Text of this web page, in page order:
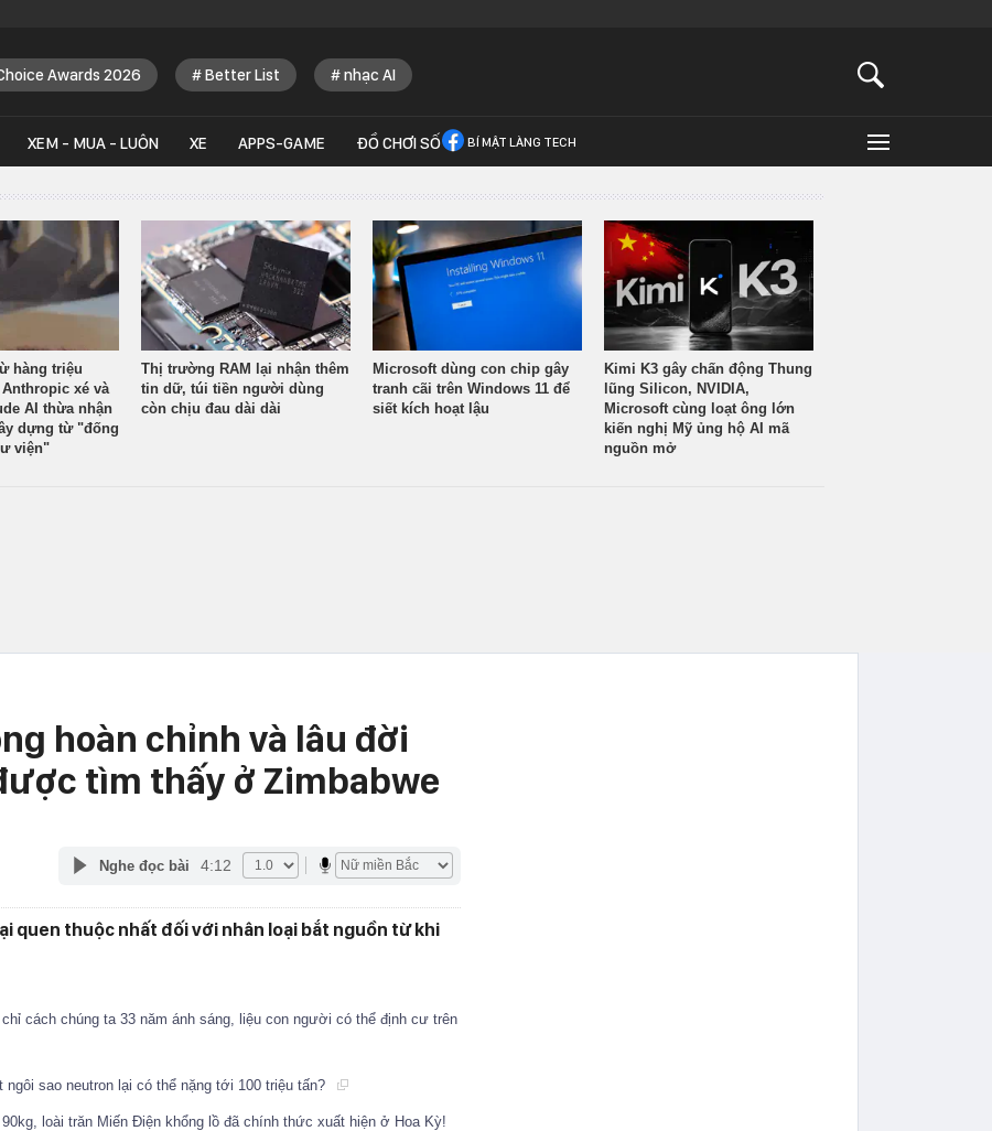
Awards 2026 Better List nhạc AI
XEM - MUA - LUÔN XE APPS-GAME ĐỒ CHƠI SỐ BÍ MẬT LÀNG TECH
hàng triệu
xé và
AI thừa nhận
dựng từ "đống
viện"
Thị trường RAM lại nhận thêm
tin dữ, túi tiền người dùng
còn chịu đau dài dài
Microsoft dùng con chip gây
tranh cãi trên Windows 11 để
siết kích hoạt lậu
Kimi K3 gây chấn động Thung
lũng Silicon, NVIDIA,
Microsoft cùng loạt ông lớn
kiến nghị Mỹ ủng hộ AI mã
nguồn mở
hoàn chỉnh và lâu đời
tìm thấy ở Zimbabwe
Nghe đọc bài 4:12
quen thuộc nhất đối với nhân loại bắt nguồn từ khi
cách chúng ta 33 năm ánh sáng, liệu con người có thể định cư trên
sao neutron lại có thể nặng tới 100 triệu tấn?
loài trăn Miến Điện khổng lồ đã chính thức xuất hiện ở Hoa Kỳ!